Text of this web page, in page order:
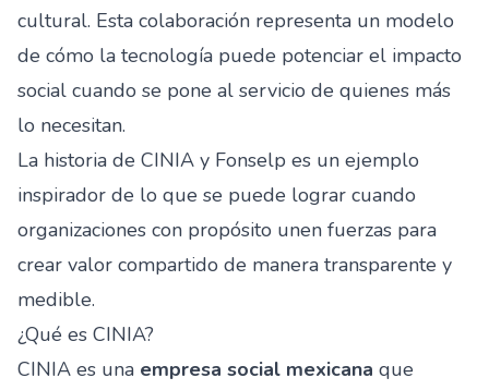
cultural. Esta colaboración representa un modelo
de cómo la tecnología puede potenciar el impacto
social cuando se pone al servicio de quienes más
lo necesitan.
La historia de CINIA y Fonselp es un ejemplo
inspirador de lo que se puede lograr cuando
organizaciones con propósito unen fuerzas para
crear valor compartido de manera transparente y
medible.
¿Qué es CINIA?
CINIA es una empresa social mexicana que